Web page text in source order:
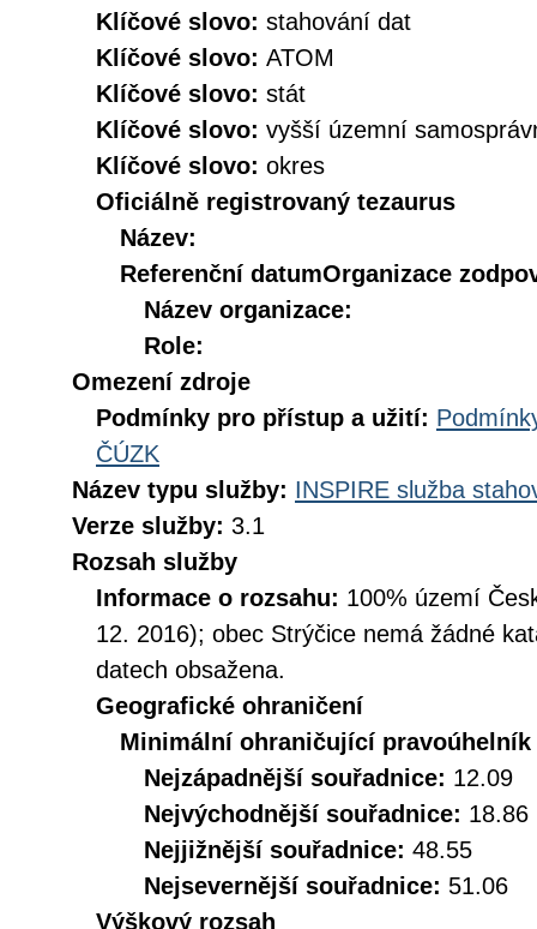
Klíčové slovo: stahování dat
Klíčové slovo: ATOM
Klíčové slovo: stát
Klíčové slovo: vyšší územní
Klíčové slovo: okres
Oficiálně registrovaný tezaurus
Název:
Referenční datumOrganizace
Název organizace:
Role:
Omezení zdroje
Podmínky pro přístup a užití:
ČÚZK
Název typu služby: INSPIRE služba
Verze služby: 3.1
Rozsah služby
Informace o rozsahu: 100% území
12. 2016); obec Strýčice nemá žádné
datech obsažena.
Geografické ohraničení
Minimální ohraničující pravoúhelník
Nejzápadnější souřadnice: 12.09
Nejvýchodnější souřadnice: 18.86
Nejjižnější souřadnice: 48.55
Nejsevernější souřadnice: 51.06
Výškový rozsah